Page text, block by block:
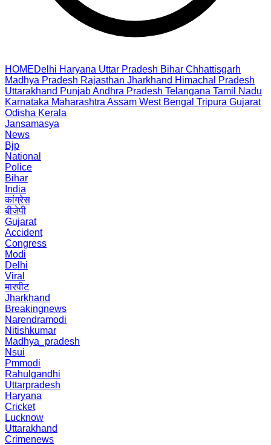
HOMEDelhi Haryana Uttar Pradesh Bihar Chhattisgarh
Madhya Pradesh Rajasthan Jharkhand Himachal Pradesh
Uttarakhand PunjabAndhra Pradesh Telangana Tamil Nadu
Karnataka Maharashtra Assam West Bengal Tripura Gujarat
Odisha Kerala
Jansamasya
News
Bjp
National
Police
Bihar
India
कांग्रेस
बीजेपी
Gujarat
Accident
Congress
Modi
Delhi
Viral
मारपीट
Jharkhand
Breakingnews
Narendramodi
Nitishkumar
Madhya_pradesh
Nsui
Pmmodi
Rahulgandhi
Uttarpradesh
Haryana
Cricket
Lucknow
Uttarakhand
Crimenews